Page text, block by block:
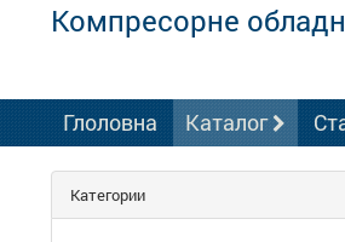
Компресорне
Глоловна Каталог
Категории